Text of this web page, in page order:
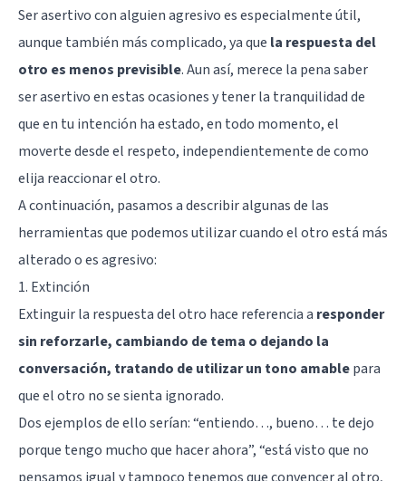
Ser asertivo con alguien agresivo es especialmente útil,
aunque también más complicado, ya que la respuesta del
otro es menos previsible. Aun así, merece la pena saber
ser asertivo en estas ocasiones y tener la tranquilidad de
que en tu intención ha estado, en todo momento, el
moverte desde el respeto, independientemente de como
elija reaccionar el otro.
A continuación, pasamos a describir algunas de las
herramientas que podemos utilizar cuando el otro está más
alterado o es agresivo:
1. Extinción
Extinguir la respuesta del otro hace referencia a responder
sin reforzarle, cambiando de tema o dejando la
conversación, tratando de utilizar un tono amablepara
que el otro no se sienta ignorado.
Dos ejemplos de ello serían: “entiendo…, bueno… te dejo
porque tengo mucho que hacer ahora”, “está visto que no